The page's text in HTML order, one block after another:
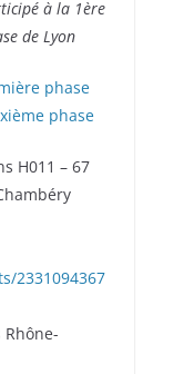
à la 1ère
de Lyon
phase
phase
H011 – 67
2331094367
Rhône-